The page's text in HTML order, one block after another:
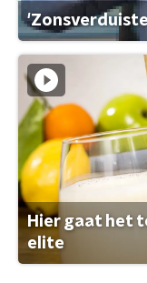
Hier gaat het
elite